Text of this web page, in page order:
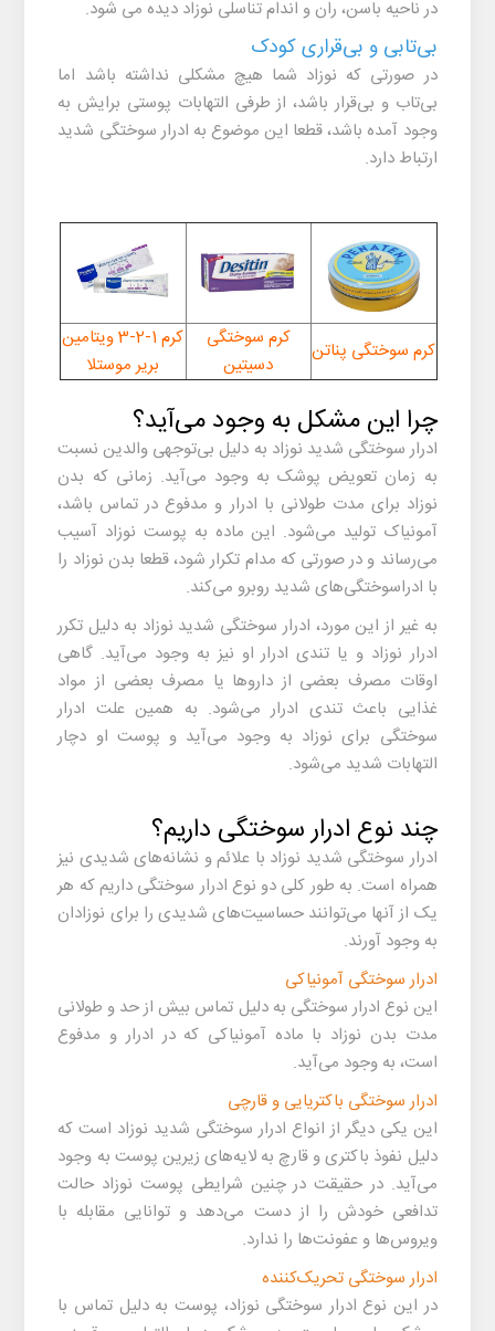
در ناحیه باسن، ران و اندام تناسلی نوزاد دیده می شود.
بی‌تابی و بی‌قراری کودک
در صورتی که نوزاد شما هیچ مشکلی نداشته باشد اما
بی‌تاب و بی‌قرار باشد، از طرفی التهابات پوستی برایش به
وجود آمده باشد، قطعا این موضوع به ادرار سوختگی شدید
ارتباط دارد.
کرم سوختگی پناتن
کرم سوختگی
دسیتین
کرم 1-2-3 ویتامین
بریر موستلا
چرا این مشکل به وجود می‌آید؟
ادرار سوختگی شدید نوزاد به دلیل بی‌توجهی والدین نسبت
به زمان تعویض پوشک به وجود می‌آید. زمانی که بدن
نوزاد برای مدت طولانی با ادرار و مدفوع در تماس باشد،
آمونیاک تولید می‌شود. این ماده به پوست نوزاد آسیب
می‌رساند و در صورتی که مدام تکرار شود، قطعا بدن نوزاد را
با ادراسوختگی‌های شدید روبرو می‌کند.
به غیر از این مورد، ادرار سوختگی شدید نوزاد به دلیل تکرر
ادرار نوزاد و یا تندی ادرار او نیز به وجود می‌آید. گاهی
اوقات مصرف بعضی از داروها یا مصرف بعضی از مواد
غذایی باعث تندی ادرار می‌شود. به همین علت ادرار
سوختگی برای نوزاد به وجود می‌آید و پوست او دچار
التهابات شدید می‌شود.
چند نوع ادرار سوختگی داریم؟
ادرار سوختگی شدید نوزاد با علائم و نشانه‌های شدیدی نیز
همراه است. به طور کلی دو نوع ادرار سوختگی داریم که هر
یک از آنها می‌توانند حساسیت‌های شدیدی را برای نوزادان
به وجود آورند.
ادرار سوختگی آمونیاکی
این نوع ادرار سوختگی به دلیل تماس بیش از حد و طولانی
مدت بدن نوزاد با ماده آمونیاکی که در ادرار و مدفوع
است، به وجود می‌آید.
ادرار سوختگی باکتریایی و قارچی
این یکی دیگر از انواع ادرار سوختگی شدید نوزاد است که
دلیل نفوذ باکتری و قارچ به لایه‌های زیرین پوست به وجود
می‌آید. در حقیقت در چنین شرایطی پوست نوزاد حالت
تدافعی خودش را از دست می‌دهد و توانایی مقابله با
ویروس‌ها و عفونت‌ها را ندارد.
ادرار سوختگی تحریک‌کننده
در این نوع ادرار سوختگی نوزاد، پوست به دلیل تماس با